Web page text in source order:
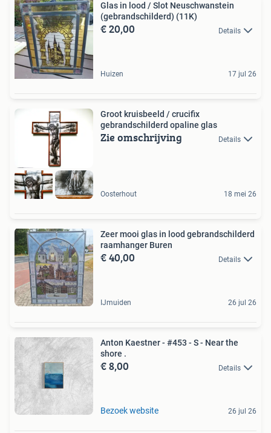
Glas in lood / Slot Neuschwanstein
(gebrandschilderd) (11K)
€ 20,00 Details
Huizen 17 jul 26
Groot kruisbeeld / crucifix
gebrandschilderd opaline glas
Zie omschrijving Details
Oosterhout 18 mei 26
Zeer mooi glas in lood gebrandschilderd
raamhanger Buren
€ 40,00 Details
IJmuiden 26 jul 26
Anton Kaestner - #453 - S - Near the
shore .
€ 8,00 Details
Bezoek website 26 jul 26